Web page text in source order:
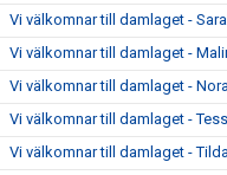
Vi välkomnar till damlaget -
Vi välkomnar till damlaget -
Vi välkomnar till damlaget -
Vi välkomnar till damlaget -
Vi välkomnar till damlaget -